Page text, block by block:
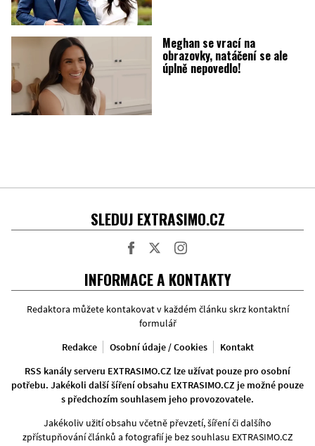
Meghan se vrací na
obrazovky, natáčení se ale
úplně nepovedlo!
SLEDUJ EXTRASIMO.CZ
INFORMACE A KONTAKTY
Redaktora můžete kontakovat v každém článku skrz kontaktní
formulář
Redakce
Osobní údaje / Cookies
Kontakt
RSS kanály serveru EXTRASIMO.CZ lze užívat pouze pro osobní
potřebu. Jakékoli další šíření obsahu EXTRASIMO.CZ je možné pouze
s předchozím souhlasem jeho provozovatele.
Jakékoliv užití obsahu včetně převzetí, šíření či dalšího
zpřístupňování článků a fotografií je bez souhlasu EXTRASIMO.CZ